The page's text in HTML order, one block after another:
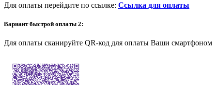
Для оплаты перейдите по ссылке: Ссылка для оплаты
Вариант быстрой оплаты 2:
Для оплаты сканируйте QR-код для оплаты Ваши смартфоном